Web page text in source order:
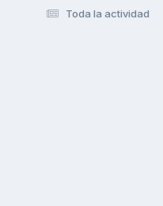
Toda la actividad